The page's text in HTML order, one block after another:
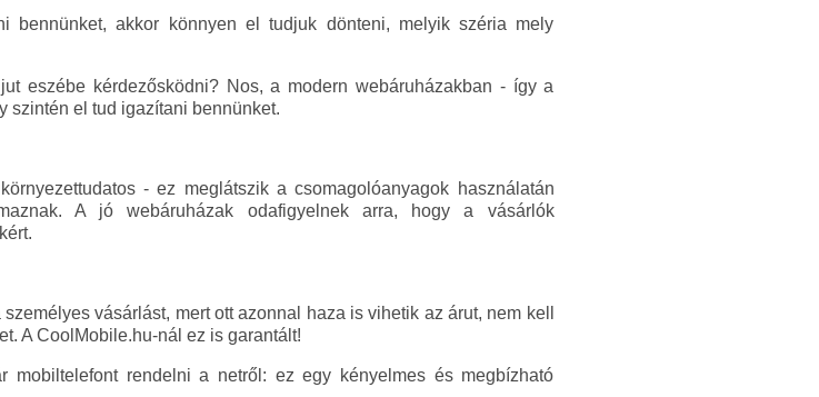
bennünket, akkor könnyen el tudjuk dönteni, melyik széria mely
eszébe kérdezősködni? Nos, a modern webáruházakban - így a
szintén el tud igazítani bennünket.
- ez meglátszik a csomagolóanyagok használatán
A jó webáruházak odafigyelnek arra, hogy a vásárlók
vásárlást, mert ott azonnal haza is vihetik az árut, nem kell
A CoolMobile.hu-nál ez is garantált!
rendelni a netről: ez egy kényelmes és megbízható